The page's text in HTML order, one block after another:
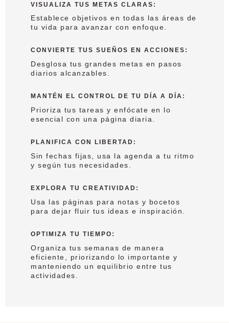
VISUALIZA TUS METAS CLARAS :
Establece objetivos en todas las áreas de
tu vida para avanzar con enfoque.
CONVIERTE TUS SUEÑOS EN ACCIONES :
Desglosa tus grandes metas en pasos
diarios alcanzables.
MANTÉN EL CONTROL DE TU DÍA A DÍA :
Prioriza tus tareas y enfócate en lo
esencial con una página diaria.
PLANIFICA CON LIBERTAD :
Sin fechas fijas, usa la agenda a tu ritmo
y según tus necesidades.
EXPLORA TU CREATIVIDAD :
Usa las páginas para notas y bocetos
para dejar fluir tus ideas e inspiración.
OPTIMIZA TU TIEMPO :
Organiza tus semanas de manera
eficiente, priorizando lo importante y
manteniendo un equilibrio entre tus
actividades.